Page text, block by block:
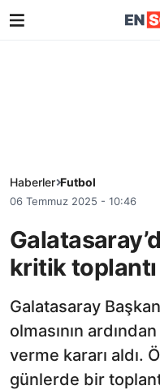
Haberler Futbol
06 Temmuz 2025 - 10:46
kritik toplantı
Galatasaray
olmasının
verme kararı aldı.
günlerde bir